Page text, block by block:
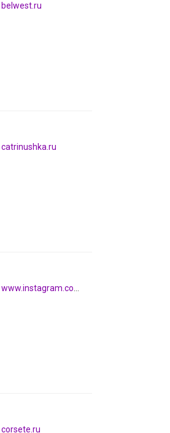
belwest.ru
catrinushka.ru
corsete.ru